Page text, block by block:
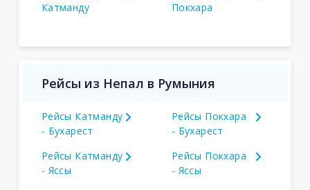
Катманду
Покхара
Рейсы из Непал в Румыния
Рейсы Катманду
- Бухарест
Рейсы Покхара
- Бухарест
Рейсы Катманду
- Яссы
Рейсы Покхара
- Яссы